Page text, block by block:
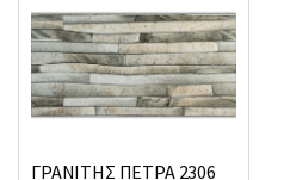
ΓΡΑΝΙΤΗΣ ΠΕΤΡΑ 2306